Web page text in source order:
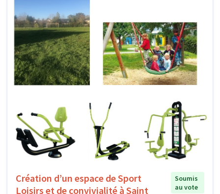
Création d’un espace de Sport
Loisirs et de convivialité à Saint
Soumis
au vote